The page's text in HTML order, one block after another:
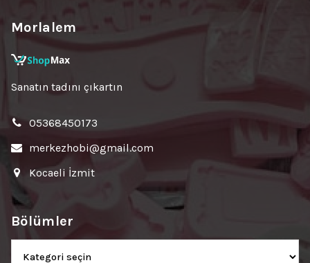
Morlalem
Sanatın tadını çıkartın
05368450173
merkezhobi@gmail.com
Kocaeli İzmit
Bölümler
Bölümler